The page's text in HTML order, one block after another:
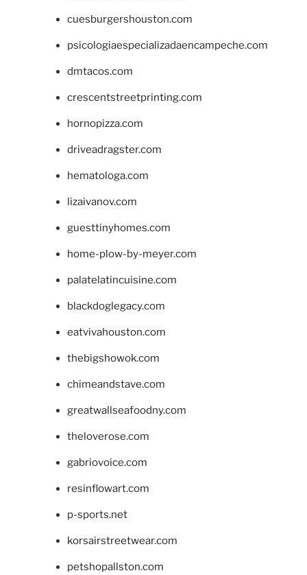
cuesburgershouston.com
psicologiaespecializadaencampeche.com
dmtacos.com
crescentstreetprinting.com
hornopizza.com
driveadragster.com
hematologa.com
lizaivanov.com
guesttinyhomes.com
home-plow-by-meyer.com
palatelatincuisine.com
blackdoglegacy.com
eatvivahouston.com
thebigshowok.com
chimeandstave.com
greatwallseafoodny.com
theloverose.com
gabriovoice.com
resinflowart.com
p-sports.net
korsairstreetwear.com
petshopallston.com